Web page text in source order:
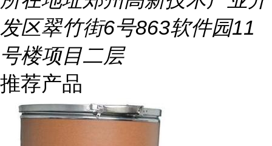
发区翠竹街6号863软件园11
号楼项目二层
推荐产品